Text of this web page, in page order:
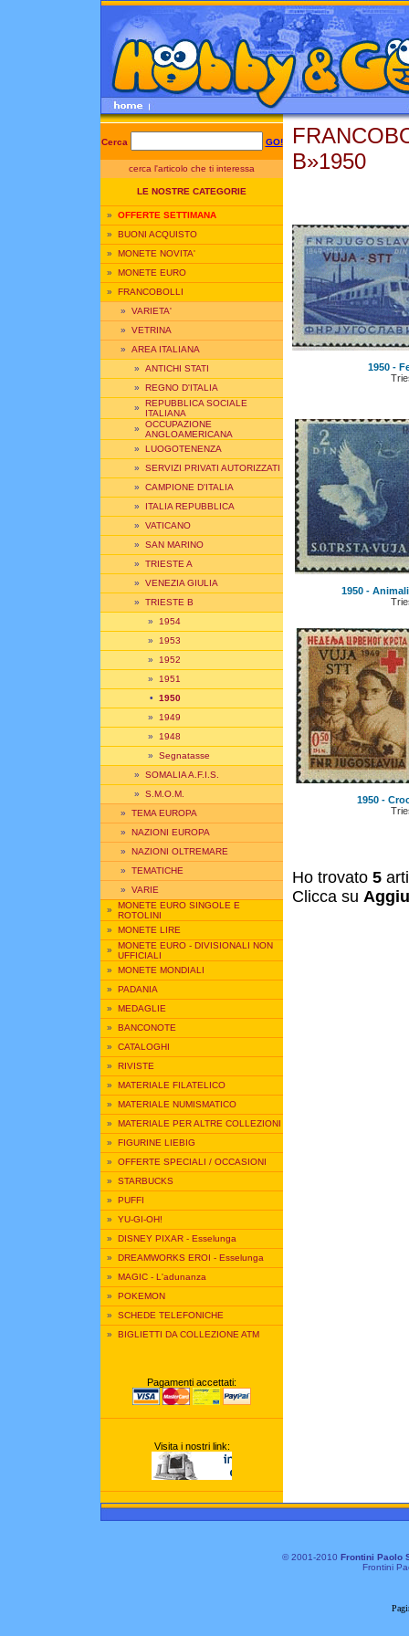
Cerca GO!
cerca l'articolo che ti interessa
LE NOSTRE CATEGORIE
» OFFERTE SETTIMANA
» BUONI ACQUISTO
» MONETE NOVITA'
» MONETE EURO
» FRANCOBOLLI
» VARIETA'
» VETRINA
» AREA ITALIANA
» ANTICHI STATI
» REGNO D'ITALIA
» REPUBBLICA SOCIALE
ITALIANA
» OCCUPAZIONE
ANGLOAMERICANA
» LUOGOTENENZA
» SERVIZI PRIVATI AUTORIZZATI
» CAMPIONE D'ITALIA
» ITALIA REPUBBLICA
» VATICANO
» SAN MARINO
» TRIESTE A
» VENEZIA GIULIA
» TRIESTE B
» 1954
» 1953
» 1952
» 1951
• 1950
» 1949
» 1948
» Segnatasse
» SOMALIA A.F.I.S.
» S.M.O.M.
» TEMA EUROPA
» NAZIONI EUROPA
» NAZIONI OLTREMARE
» TEMATICHE
» VARIE
» MONETE EURO SINGOLE E
ROTOLINI
» MONETE LIRE
» MONETE EURO - DIVISIONALI NON
UFFICIALI
» MONETE MONDIALI
» PADANIA
» MEDAGLIE
» BANCONOTE
» CATALOGHI
» RIVISTE
» MATERIALE FILATELICO
» MATERIALE NUMISMATICO
» MATERIALE PER ALTRE COLLEZIONI
» FIGURINE LIEBIG
» OFFERTE SPECIALI / OCCASIONI
» STARBUCKS
» PUFFI
» YU-GI-OH!
» DISNEY PIXAR - Esselunga
» DREAMWORKS EROI - Esselunga
» MAGIC - L'adunanza
» POKEMON
» SCHEDE TELEFONICHE
» BIGLIETTI DA COLLEZIONE ATM
Pagamenti accettati:
Visita i nostri link:
B»1950
1950 -
1950 -
1950 -
Ho trovato 5
Clicca su
© 2001-2010 Frontini Paolo
Frontini